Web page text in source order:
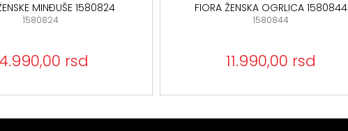
MINĐUŠE 1580824
1580824
rsd
FIORA ŽENSKA OGRLICA 1580844
1580844
11.990,00 rsd